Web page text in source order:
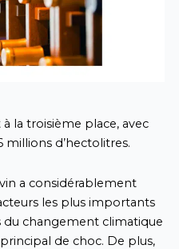
la troisième place, avec
d’hectolitres.
a considérablement
les plus importants
du changement climatique
de choc. De plus,